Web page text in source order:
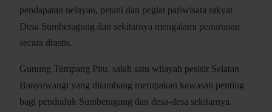
pendapatan nelayan, petani dan pegiat pariwisata rakyat
Desa Sumberagung dan sekitarnya mengalami penurunan
secara drastis.
Gunung Tumpang Pitu, salah satu wilayah pesisir Selatan
Banyuwangi yang ditambang merupakan kawasan penting
bagi penduduk Sumberagung dan desa-desa sekitarnya.